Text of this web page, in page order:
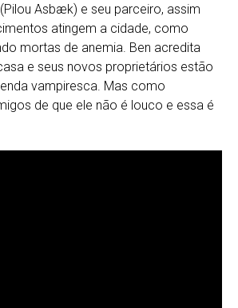
Asbæk) e seu parceiro, assim
atingem a cidade, como
mortas de anemia. Ben acredita
e seus novos proprietários estão
vampiresca. Mas como
de que ele não é louco e essa é